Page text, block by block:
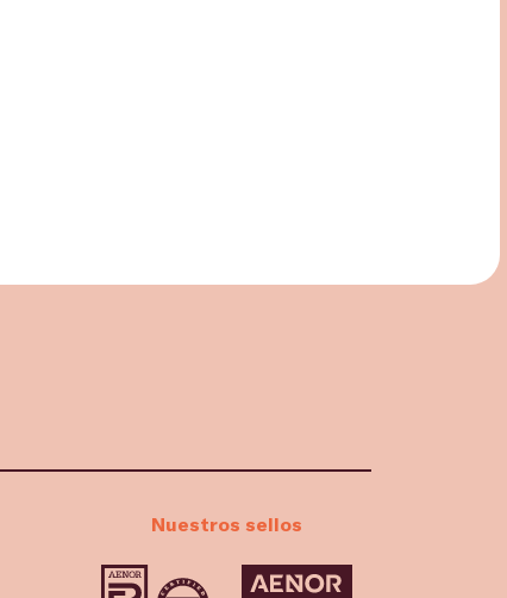
Nuestros sellos